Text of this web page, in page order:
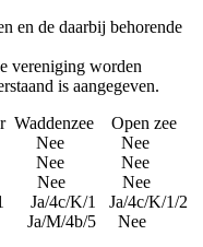
en de daarbij behorende
vereniging worden
is aangegeven.
Open zee
Nee Nee
Nee Nee
3 Nee Nee
4c/K/1 Ja/4c/K/1/2
M/4b/5 Nee